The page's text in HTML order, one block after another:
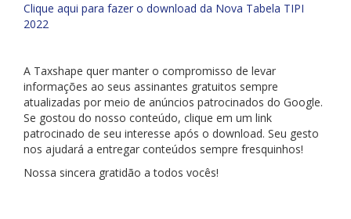
Clique aqui para fazer o download da Nova Tabela TIPI
2022
A Taxshape quer manter o compromisso de levar
informações ao seus assinantes gratuitos sempre
atualizadas por meio de anúncios patrocinados do Google.
Se gostou do nosso conteúdo, clique em um link
patrocinado de seu interesse após o download. Seu gesto
nos ajudará a entregar conteúdos sempre fresquinhos!
Nossa sincera gratidão a todos vocês!